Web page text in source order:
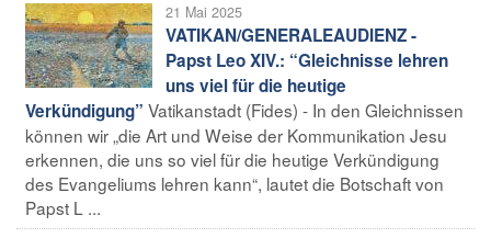
21 Mai 2025
VATIKAN/GENERALEAUDIENZ -
Papst Leo XIV.: “Gleichnisse lehren
uns viel für die heutige
Verkündigung” Vatikanstadt (Fides) - In den Gleichnissen
können wir „die Art und Weise der Kommunikation Jesu
erkennen, die uns so viel für die heutige Verkündigung
des Evangeliums lehren kann“, lautet die Botschaft von
Papst L ...